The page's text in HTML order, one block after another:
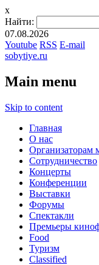
x
Найти:
07.08.2026
Youtube RSS E-mail
sobytiye.ru
Main menu
Skip to content
Главная
О нас
Организаторам
Сотрудничество
Концерты
Конференции
Выставки
Форумы
Спектакли
Премьеры
Food
Туризм
Сlassified